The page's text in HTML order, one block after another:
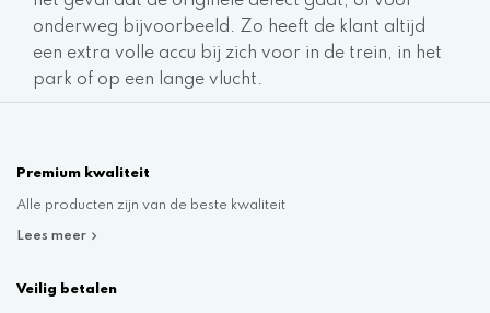
onderweg bijvoorbeeld. Zo heeft de klant altijd
een extra volle accu bij zich voor in de trein, in het
park of op een lange vlucht.
Premium kwaliteit
Alle producten zijn van de beste kwaliteit
Lees meer
Veilig betalen